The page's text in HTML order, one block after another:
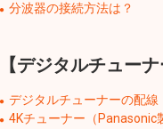
分波器の接続方法は？
【デジタルチューナ
デジタルチューナーの配
4Kチューナー（Panasonic